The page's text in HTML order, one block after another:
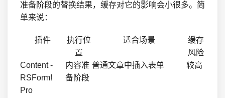
准备阶段的替换结果，缓存对它的影响会小很多。简
单来说：
插件
执行位
置
适合场景
缓存
风险
Content -
RSForm!
Pro
内容准
备阶段
普通文章中插入表单 较高